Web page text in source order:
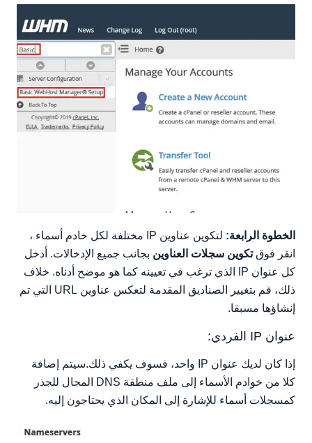
الخطوة الرابعة:
لتكوين عناوين IP مختلفة لكل خادم أسماء ،
انقر فوقتكوين سجلات العناوين بجانب جميع الإدخالات. أدخل
كل عنوان IP الذي ترغب في تعيينه كما هو موضح أدناه. خلاف
ذلك، قم بتغيير الصناديق المقدمة لتعكس عناوين URL التي تم
إنشاؤها مسبقا.
عنوان IP الفردي:
إذا كان لديك عنوان IP واحد، فسوف يكفي ذلك.سيتم إضافة
كلا من خوادم الأسماء إلى ملف منطقة DNS المجال للجذر
كمسجلات أسماء للإشارة إلى المكان الذي يحتاجون إليه.